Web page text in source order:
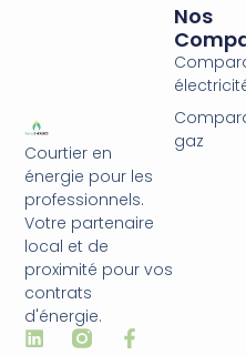
Courtier en
énergie pour les
professionnels.
Votre partenaire
local et de
proximité pour vos
contrats
d'énergie.
Nos
gaz